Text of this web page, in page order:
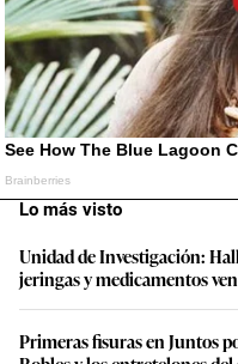
Lo más visto
Unidad de Investigación:
jeringas y medicamentos
Primeras fisuras en Juntos